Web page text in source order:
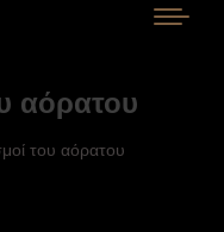
αόρατου
του αόρατου